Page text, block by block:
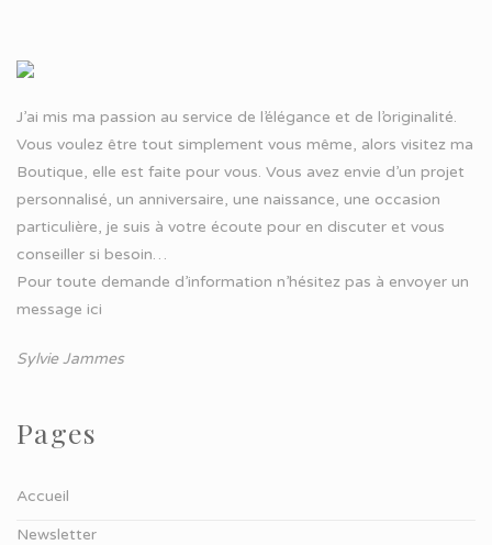
J’ai mis ma passion au service de l’élégance et de l’originalité.
Vous voulez être tout simplement vous même, alors visitez ma
Boutique, elle est faite pour vous. Vous avez envie d’un projet
personnalisé, un anniversaire, une naissance, une occasion
particulière, je suis à votre écoute pour en discuter et vous
conseiller si besoin…
Pour toute demande d’information n’hésitez pas à envoyer un
message ici
Sylvie Jammes
Pages
Accueil
Newsletter